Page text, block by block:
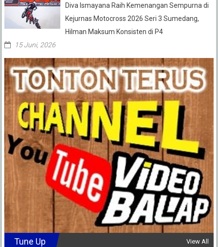
Diva Ismayana Raih Kemenangan Sempurna di
Kejurnas Motocross 2026 Seri 3 Sumedang,
Hilman Maksum Konsisten di P4
15 Juni, 2026
Tune Up View All